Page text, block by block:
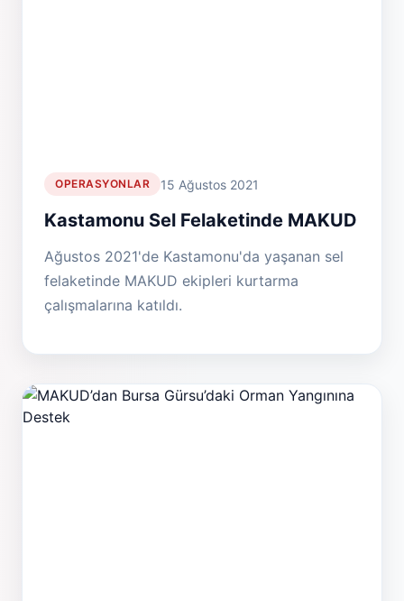
OPERASYONLAR 15 Ağustos 2021
Kastamonu Sel Felaketinde MAKUD
Ağustos 2021'de Kastamonu'da yaşanan sel
felaketinde MAKUD ekipleri kurtarma
çalışmalarına katıldı.